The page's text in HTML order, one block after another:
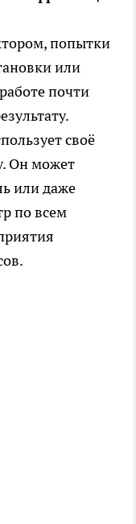
попытки
или
почти
своё
Он может
или даже
по всем